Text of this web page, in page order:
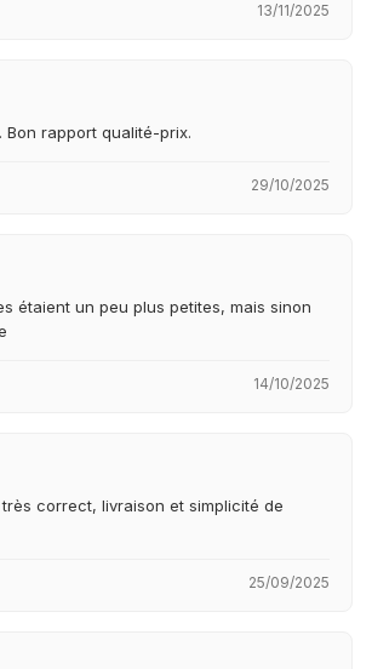
13/11/2025
Bon rapport qualité-prix.
29/10/2025
étaient un peu plus petites, mais sinon
14/10/2025
correct, livraison et simplicité de
25/09/2025